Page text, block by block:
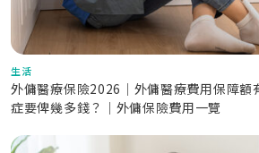
生活
外傭醫療保險2026｜外傭醫療費用保障額
症要俾幾多錢？｜外傭保險費用一覽